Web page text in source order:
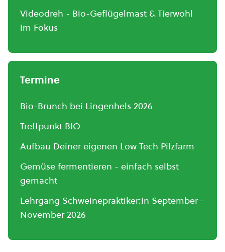
Videodreh - Bio-Geflügelmast & Tierwohl
im Fokus
Termine
Bio-Brunch bei Lingenhels 2026
Treffpunkt BIO
Aufbau Deiner eigenen Low Tech Pilzfarm
Gemüse fermentieren - einfach selbst
gemacht
Lehrgang Schweinepraktiker:in September–
November 2026